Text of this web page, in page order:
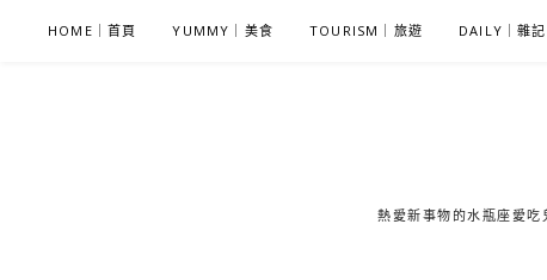
HOME｜首頁 YUMMY｜美食 TOURISM｜旅遊 DAILY｜雜記
熱愛新事物的水瓶座愛